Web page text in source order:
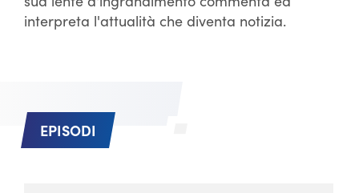
interpreta l'attualità che diventa notizia.
EPISODI